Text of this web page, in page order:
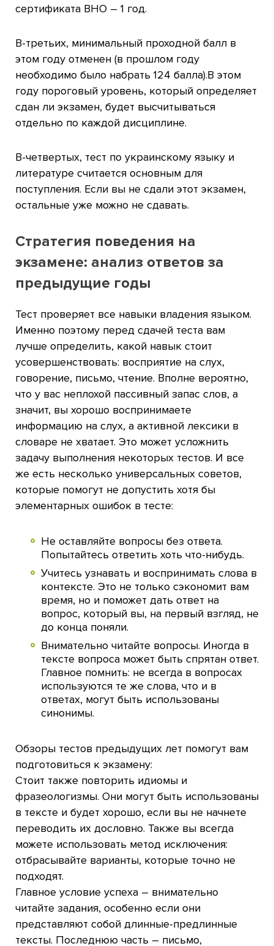
сертификата ВНО – 1 год.
В-третьих, минимальный проходной балл в
этом году отменен (в прошлом году
необходимо было набрать 124 балла).В этом
году пороговый уровень, который определяет
сдан ли экзамен, будет высчитываться
отдельно по каждой дисциплине.
В-четвертых, тест по украинскому языку и
литературе считается основным для
поступления. Если вы не сдали этот экзамен,
остальные уже можно не сдавать.
Стратегия поведения на
экзамене: анализ ответов за
предыдущие годы
Тест проверяет все навыки владения языком.
Именно поэтому перед сдачей теста вам
лучше определить, какой навык стоит
усовершенствовать: восприятие на слух,
говорение, письмо, чтение. Вполне вероятно,
что у вас неплохой пассивный запас слов, а
значит, вы хорошо воспринимаете
информацию на слух, а активной лексики в
словаре не хватает. Это может усложнить
задачу выполнения некоторых тестов. И все
же есть несколько универсальных советов,
которые помогут не допустить хотя бы
элементарных ошибок в тесте:
Не оставляйте вопросы без ответа.
Попытайтесь ответить хоть что-нибудь.
Учитесь узнавать и воспринимать слова в
контексте. Это не только сэкономит вам
время, но и поможет дать ответ на
вопрос, который вы, на первый взгляд, не
до конца поняли.
Внимательно читайте вопросы. Иногда в
тексте вопроса может быть спрятан ответ.
Главное помнить: не всегда в вопросах
используются те же слова, что и в
ответах, могут быть использованы
синонимы.
Обзоры тестов предыдущих лет помогут вам
подготовиться к экзамену:
Стоит также повторить идиомы и
фразеологизмы. Они могут быть использованы
в тексте и будет хорошо, если вы не начнете
переводить их дословно. Также вы всегда
можете использовать метод исключения:
отбрасывайте варианты, которые точно не
подходят.
Главное условие успеха – внимательно
читайте задания, особенно если они
представляют собой длинные-предлинные
тексты. Последнюю часть – письмо,